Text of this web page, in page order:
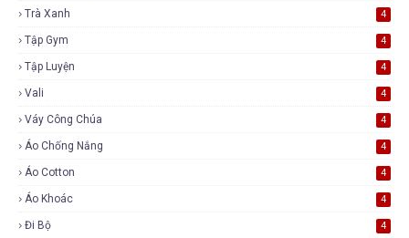
Trà Xanh 4
Tập Gym 4
Tập Luyện 4
Vali 4
Váy Công Chúa 4
Áo Chống Nắng 4
Áo Cotton 4
Áo Khoác 4
Đi Bộ 4